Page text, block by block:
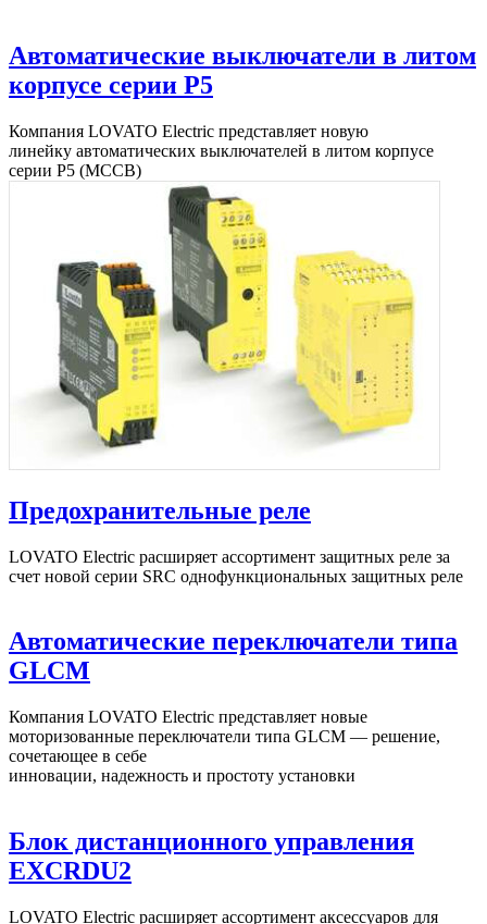
Автоматические выключатели в литом
корпусе серии P5
Компания LOVATO Electric представляет новую
линейку автоматических выключателей в литом корпусе
серии P5 (MCCB)
Предохранительные реле
LOVATO Electric расширяет ассортимент защитных реле за
счет новой серии SRC однофункциональных защитных реле
Автоматические переключатели типа
GLCM
Компания LOVATO Electric представляет новые
моторизованные переключатели типа GLCM — решение,
сочетающее в себе
инновации, надежность и простоту установки
Блок дистанционного управления
EXCRDU2
LOVATO Electric расширяет ассортимент аксессуаров для